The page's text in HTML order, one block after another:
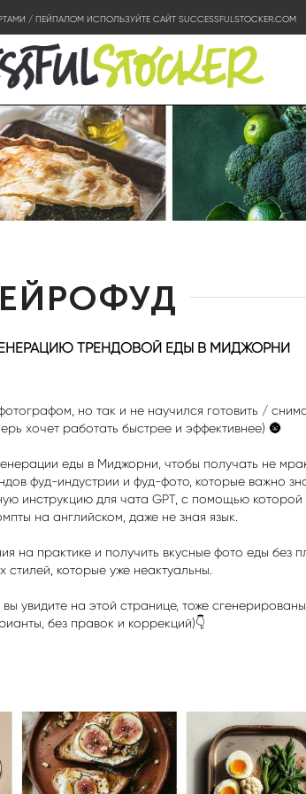
/ ПЕЙПАЛОМ ИСПОЛЬЗУЙТЕ САЙТ SUCCESSFULSTOCKER.COM
ТРЕНДОВОЙ ЕДЫ В МИДЖОРНИ
но так и не научился готовить /
хочет работать быстрее и эффективнее) 🌚
еды в Миджорни, чтобы получать не
фуд-индустрии и фуд-фото, которые важно
инструкцию для чата GPT, с помощью которой
на английском, даже не зная язык.
на практике и получить вкусные фото еды без
стилей, которые уже неактуальны.
увидите на этой странице, тоже
без правок и коррекций)👇